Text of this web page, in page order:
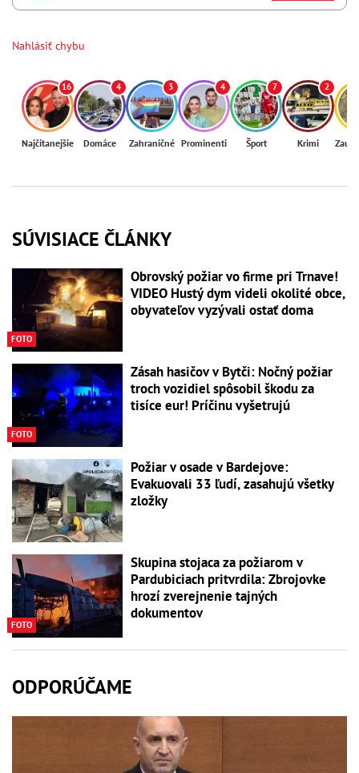
Nahlásiť chybu
16
Najčítanejšie
4
Domáce
3
Zahraničné
4
Prominenti
7
Šport
2
Krimi
SÚVISIACE ČLÁNKY
FOTO
Obrovský požiar vo firme pri Trnave!
VIDEO Hustý dym videli okolité obce,
obyvateľov vyzývali ostať doma
FOTO
Zásah hasičov v Bytči: Nočný požiar
troch vozidiel spôsobil škodu za
tisíce eur! Príčinu vyšetrujú
Požiar v osade v Bardejove:
Evakuovali 33 ľudí, zasahujú všetky
zložky
FOTO
Skupina stojaca za požiarom v
Pardubiciach pritvrdila: Zbrojovke
hrozí zverejnenie tajných
dokumentov
ODPORÚČAME